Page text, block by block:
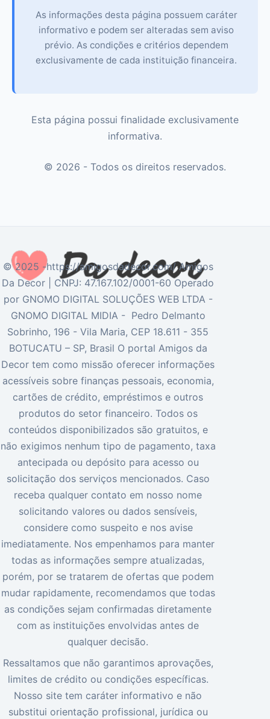
As informações desta página possuem caráter
informativo e podem ser alteradas sem aviso
prévio. As condições e critérios dependem
exclusivamente de cada instituição financeira.
Esta página possui finalidade exclusivamente
informativa.
© 2026 - Todos os direitos reservados.
© 2025 -https://amigosdadecor.com/ Amigos
Da Decor | CNPJ: 47.167.102/0001-60 Operado
por GNOMO DIGITAL SOLUÇÕES WEB LTDA -
GNOMO DIGITAL MIDIA - Pedro Delmanto
Sobrinho, 196 - Vila Maria, CEP 18.611 - 355
BOTUCATU – SP, Brasil O portal Amigos da
Decor tem como missão oferecer informações
acessíveis sobre finanças pessoais, economia,
cartões de crédito, empréstimos e outros
produtos do setor financeiro. Todos os
conteúdos disponibilizados são gratuitos, e
não exigimos nenhum tipo de pagamento, taxa
antecipada ou depósito para acesso ou
solicitação dos serviços mencionados. Caso
receba qualquer contato em nosso nome
solicitando valores ou dados sensíveis,
considere como suspeito e nos avise
imediatamente. Nos empenhamos para manter
todas as informações sempre atualizadas,
porém, por se tratarem de ofertas que podem
mudar rapidamente, recomendamos que todas
as condições sejam confirmadas diretamente
com as instituições envolvidas antes de
qualquer decisão.
Ressaltamos que não garantimos aprovações,
limites de crédito ou condições específicas.
Nosso site tem caráter informativo e não
substitui orientação profissional, jurídica ou